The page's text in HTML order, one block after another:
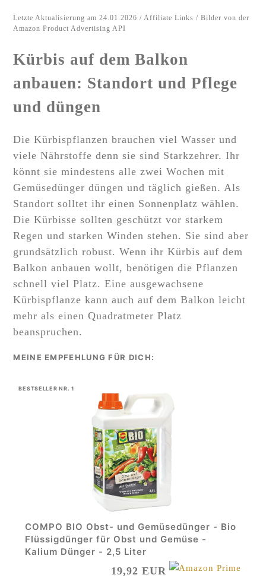
Letzte Aktualisierung am 24.01.2026 / Affiliate Links / Bilder von der
Amazon Product Advertising API
Kürbis auf dem Balkon
anbauen: Standort und Pflege
und düngen
Die Kürbispflanzen brauchen viel Wasser und
viele Nährstoffe denn sie sind Starkzehrer. Ihr
könnt sie mindestens alle zwei Wochen mit
Gemüsedünger düngen und täglich gießen. Als
Standort solltet ihr einen Sonnenplatz wählen.
Die Kürbisse sollten geschützt vor starkem
Regen und starken Winden stehen. Sie sind aber
grundsätzlich robust. Wenn ihr Kürbis auf dem
Balkon anbauen wollt, benötigen die Pflanzen
schnell viel Platz. Eine ausgewachsene
Kürbispflanze kann auch auf dem Balkon leicht
mehr als einen Quadratmeter Platz
beanspruchen.
BESTSELLER NR. 1
COMPO BIO Obst- und Gemüsedünger - Bio
Flüssigdünger für Obst und Gemüse -
Kalium Dünger - 2,5 Liter
19,92 EUR